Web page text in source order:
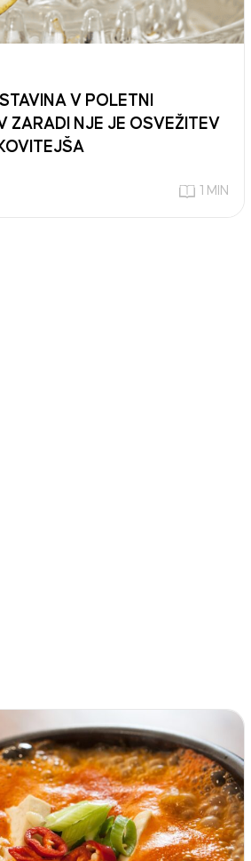
V POLETNI
ZARADI NJE JE OSVEŽITEV
1 MIN